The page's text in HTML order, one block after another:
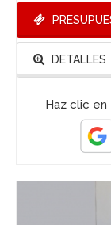
DETALLES
Haz clic